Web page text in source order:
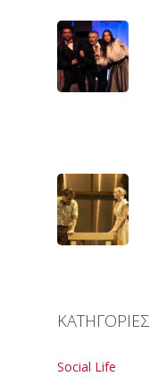
ΚΑΤΗΓΟΡΙΕΣ
Social Life